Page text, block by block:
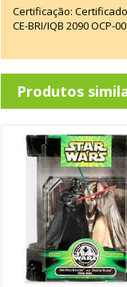
Certificação:
CE-BRI/IQB 2090 OCP-
Produtos